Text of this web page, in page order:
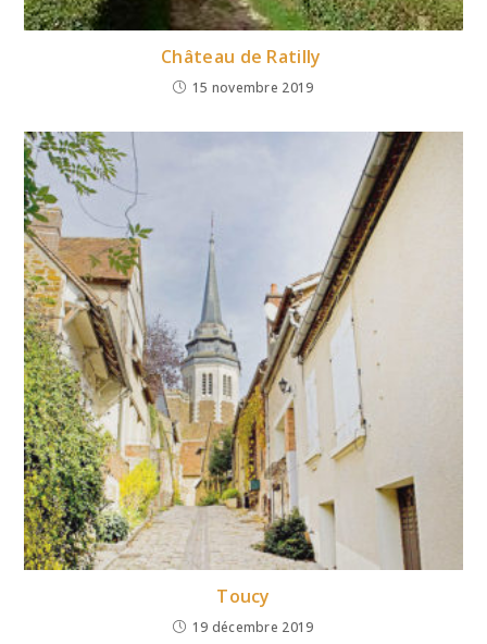
Château de Ratilly
15 novembre 2019
Toucy
19 décembre 2019